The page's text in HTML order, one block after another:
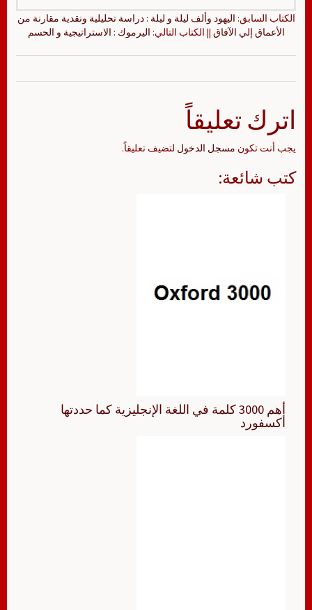
الكتاب السابق: اليهود وألف ليلة و ليلة : دراسة تحليلية ونقدية مقارنة من
الأعماق إلي الآفاق || الكتاب التالي: اليرموك : الاستراتيجية و الحسم
اترك تعليقاً
يجب أنت تكون مسجل الدخول لتضيف تعليقاً.
كتب شائعة:
أهم 3000 كلمة في اللغة الإنجليزية كما حددتها
أكسفورد